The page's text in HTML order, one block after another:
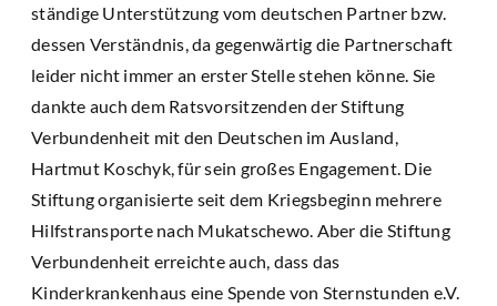
ständige Unterstützung vom deutschen Partner bzw.
dessen Verständnis, da gegenwärtig die Partnerschaft
leider nicht immer an erster Stelle stehen könne. Sie
dankte auch dem Ratsvorsitzenden der Stiftung
Verbundenheit mit den Deutschen im Ausland,
Hartmut Koschyk, für sein großes Engagement. Die
Stiftung organisierte seit dem Kriegsbeginn mehrere
Hilfstransporte nach Mukatschewo. Aber die Stiftung
Verbundenheit erreichte auch, dass das
Kinderkrankenhaus eine Spende von Sternstunden e.V.